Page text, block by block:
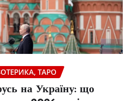
ТАРО
на Україну: що